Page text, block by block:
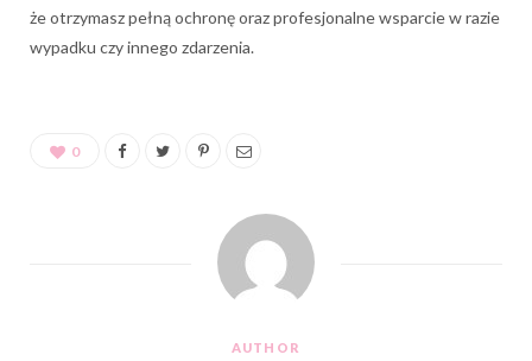
że otrzymasz pełną ochronę oraz profesjonalne wsparcie w razie
wypadku czy innego zdarzenia.
0
AUTHOR